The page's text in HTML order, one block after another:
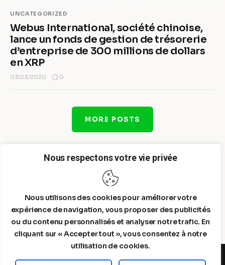
Nous respectons votre vie privée
Nous utilisons des cookies pour améliorer votre
expérience de navigation, vous proposer des publicités
ou du contenu personnalisés et analyser notre trafic. En
cliquant sur « Accepter tout », vous consentez à notre
utilisation de cookies.
UNCATEGORIZED
Webus International, société chinoise,
lance un fonds de gestion de trésorerie
d’entreprise de 300 millions de dollars
en XRP
03/23/2020 0
MORE POSTS